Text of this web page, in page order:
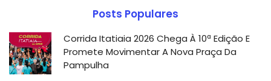
Posts Populares
Corrida Itatiaia 2026 Chega À 10ª Edição E
Promete Movimentar A Nova Praça Da
Pampulha